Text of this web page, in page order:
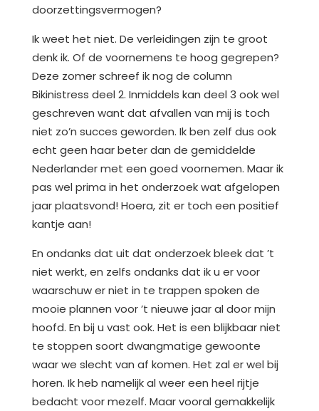
doorzettingsvermogen?
Ik weet het niet. De verleidingen zijn te groot
denk ik. Of de voornemens te hoog gegrepen?
Deze zomer schreef ik nog de column
Bikinistress deel 2. Inmiddels kan deel 3 ook wel
geschreven want dat afvallen van mij is toch
niet zo’n succes geworden. Ik ben zelf dus ook
echt geen haar beter dan de gemiddelde
Nederlander met een goed voornemen. Maar ik
pas wel prima in het onderzoek wat afgelopen
jaar plaatsvond! Hoera, zit er toch een positief
kantje aan!
En ondanks dat uit dat onderzoek bleek dat ’t
niet werkt, en zelfs ondanks dat ik u er voor
waarschuw er niet in te trappen spoken de
mooie plannen voor ’t nieuwe jaar al door mijn
hoofd. En bij u vast ook. Het is een blijkbaar niet
te stoppen soort dwangmatige gewoonte
waar we slecht van af komen. Het zal er wel bij
horen. Ik heb namelijk al weer een heel rijtje
bedacht voor mezelf. Maar vooral gemakkelijk